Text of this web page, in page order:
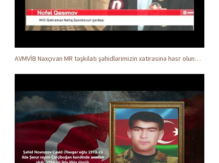
AVMVİB Naxçıvan MR təşkilatı şəhidlərimizin xatirəsinə həsr olunmuş tədbir keçirdi